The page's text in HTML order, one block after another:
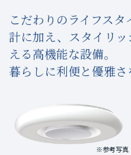
こだわりのライフス
計に加え、 スタイリ
える高機能な設備。
暮らしに利便と優雅さ
※参考写真